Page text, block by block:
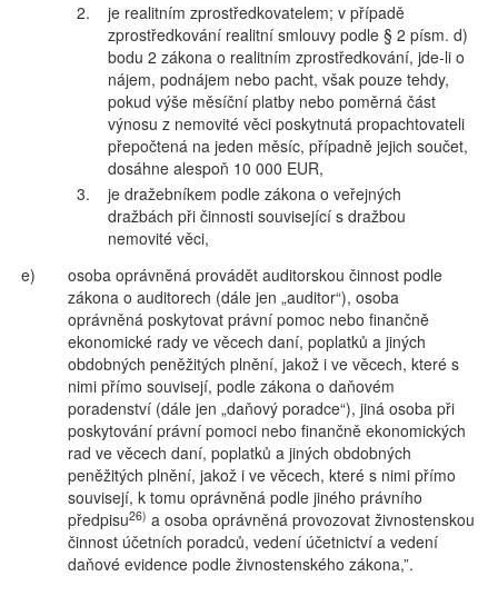
2.
je realitním zprostředkovatelem; v případě
zprostředkování realitní smlouvy podle § 2 písm. d)
bodu 2 zákona o realitním zprostředkování, jde-li o
nájem, podnájem nebo pacht, však pouze tehdy,
pokud výše měsíční platby nebo poměrná část
výnosu z nemovité věci poskytnutá propachtovateli
přepočtená na jeden měsíc, případně jejich součet,
dosáhne alespoň 10 000 EUR,
3.
je dražebníkem podle zákona o veřejných
dražbách při činnosti související s dražbou
nemovité věci,
e)
osoba oprávněná provádět auditorskou činnost podle
zákona o auditorech (dále jen „auditor“), osoba
oprávněná poskytovat právní pomoc nebo finančně
ekonomické rady ve věcech daní, poplatků a jiných
obdobných peněžitých plnění, jakož i ve věcech, které s
nimi přímo souvisejí, podle zákona o daňovém
poradenství (dále jen „daňový poradce“), jiná osoba při
poskytování právní pomoci nebo finančně ekonomických
rad ve věcech daní, poplatků a jiných obdobných
peněžitých plnění, jakož i ve věcech, které s nimi přímo
souvisejí, k tomu oprávněná podle jiného právního
předpisu26) a osoba oprávněná provozovat živnostenskou
činnost účetních poradců, vedení účetnictví a vedení
daňové evidence podle živnostenského zákona,”.